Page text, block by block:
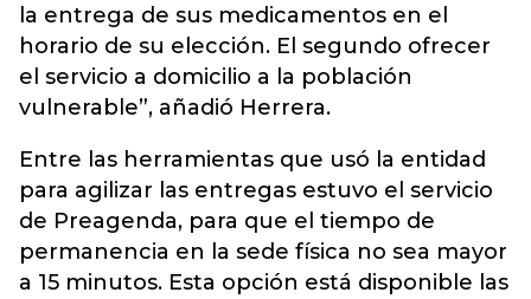
la entrega de sus medicamentos en el
horario de su elección. El segundo ofrecer
el servicio a domicilio a la población
vulnerable”, añadió Herrera.
Entre las herramientas que usó la entidad
para agilizar las entregas estuvo el servicio
de Preagenda, para que el tiempo de
permanencia en la sede física no sea mayor
a 15 minutos. Esta opción está disponible las